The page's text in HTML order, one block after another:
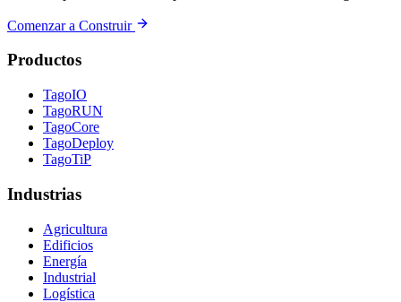
Comenzar a Construir
Productos
TagoIO
TagoRUN
TagoCore
TagoDeploy
TagoTiP
Industrias
Agricultura
Edificios
Energía
Industrial
Logística